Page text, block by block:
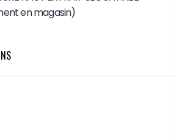
options
peuvent
en magasin)